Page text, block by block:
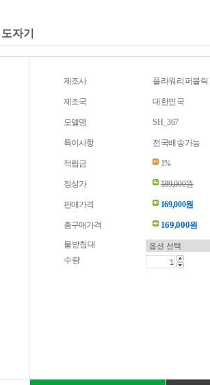
자기
제조사 플라워리퍼블릭
제조국 대한민국
모델명 SH_367
특이사항 전국배송가능
적립금 1%
정상가 189,000원
판매가격 169,000원
총구매가격 169,000원
물받침대
수량